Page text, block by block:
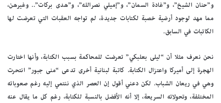
و”حنان الشيخ”، و”غادة السمان”، و”إميلي نصرالله”، و”هدى بركات”.. وغيرهن،
مما مهد لوجود أرضية خصبة لكتابات جديدة، لم تواجه العقبات التي تعرضت لها
الكاتبات في السابق.
نحن نعرف مثلا أن “ليلى بعلبكي” تعرضت للمحاكمة بسبب الكتابة، وأنها اختارت
الهجرة إلى أميركا واعتزال الكتابة. كاتبة لبنانية أخرى تدعى “منى جبور” انتحرت
وهي في ريعان الشباب. لكن دعني أقول إن العصر الذي ننتمي إليه رغم صعوباته
المختلفة، وتحولاته السريعة، إلا أنه الأفضل بالنسبة للكتابة، رغم كل ما يقال عنه